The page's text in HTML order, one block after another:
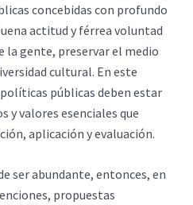
concebidas con profundo
actitud y férrea voluntad
la gente, preservar el medio
cultural. En este
públicas deben estar
y valores esenciales que
aplicación y evaluación.
ser abundante, entonces, en
propuestas